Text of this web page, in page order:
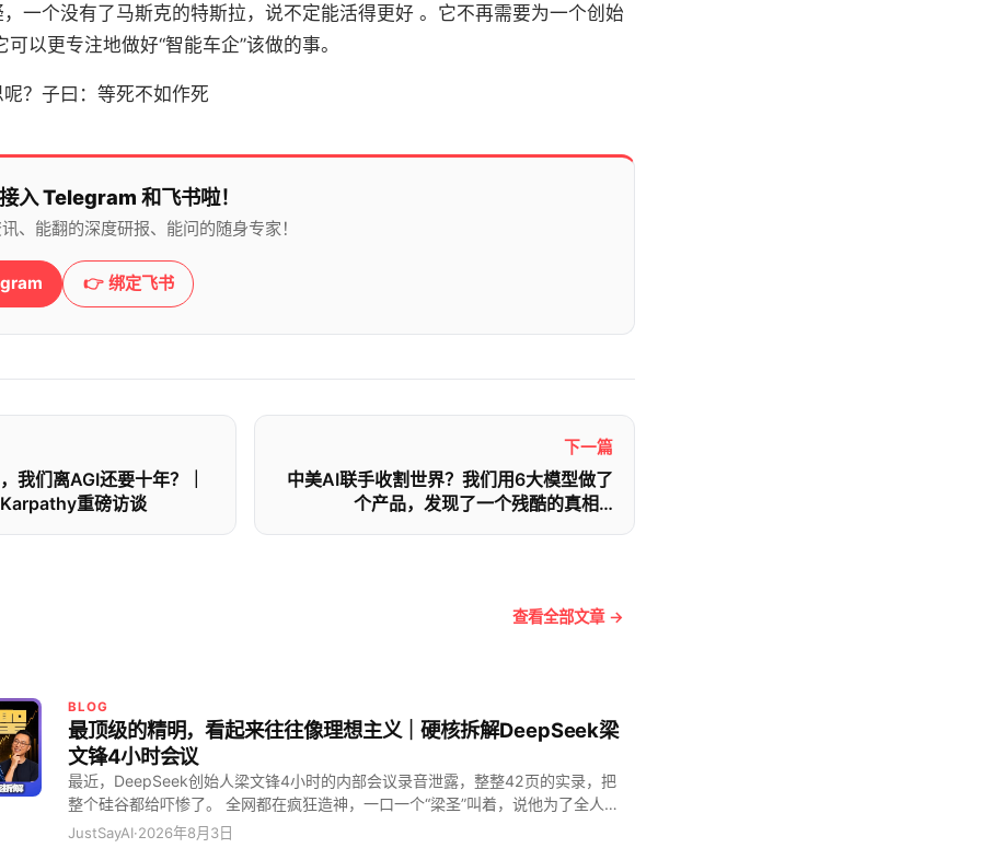
一个没有了马斯克的特斯拉，说不定能活得更好 。它不再需要为一个创始
以更专注地做好“智能车企”该做的事。
？子曰：等死不如作死
入 Telegram 和飞书啦！
、能翻的深度研报、能问的随身专家！
👉 绑定飞书
我们离AGI还要十年？｜
重磅访谈
下一篇
中美AI联手收割世界？我们用6大模型做了
个产品，发现了一个残酷的真相…
查看全部文章 →
BLOG
最顶级的精明，看起来往往像理想主义｜硬核拆解DeepSeek梁
文锋4小时会议
最近，DeepSeek创始人梁文锋4小时的内部会议录音泄露，整整42页的实录，把
整个硅谷都给吓惨了。 全网都在疯狂造神，一口一个“梁圣”叫着，说他为了全人类
大搞开源。但看完实录，我只能冷笑一声：最顶级的精明，看起来往往像理想主
JustSayAI·2026年8月3日